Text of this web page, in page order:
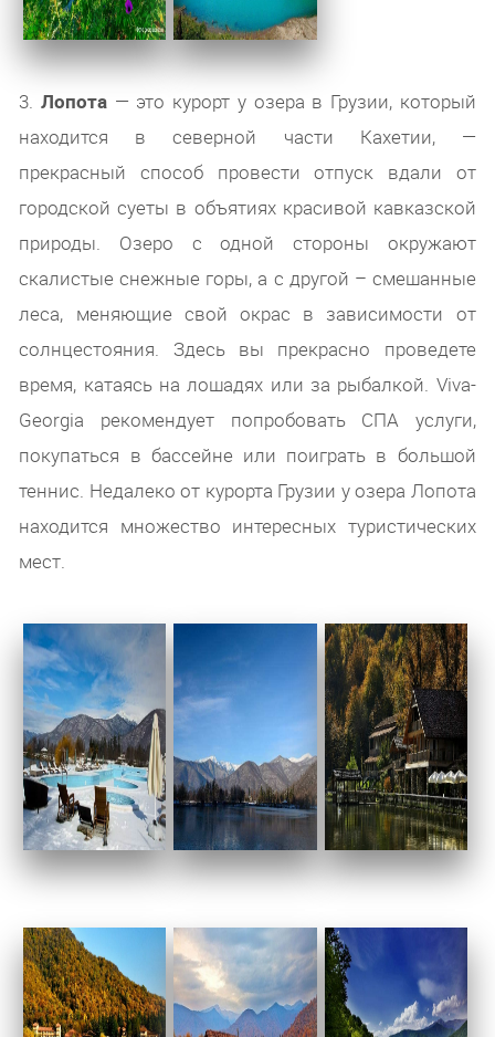
3.Лопота — это курорт у озера в Грузии, который
находится в северной части Кахетии, —
прекрасный способ провести отпуск вдали от
городской суеты в объятиях красивой кавказской
природы. Озеро с одной стороны окружают
скалистые снежные горы, а с другой – смешанные
леса, меняющие свой окрас в зависимости от
солнцестояния. Здесь вы прекрасно проведете
время, катаясь на лошадях или за рыбалкой. Viva-
Georgia рекомендует попробовать СПА услуги,
покупаться в бассейне или поиграть в большой
теннис. Недалеко от курорта Грузии у озера Лопота
находится множество интересных туристических
мест.